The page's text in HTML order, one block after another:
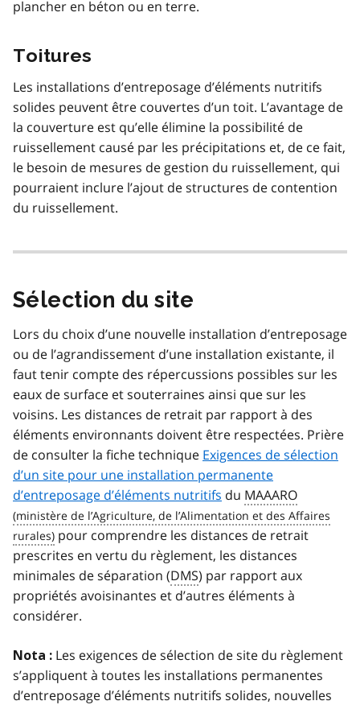
plancher en béton ou en terre.
Toitures
Les installations d’entreposage d’éléments nutritifs
solides peuvent être couvertes d’un toit. L’avantage de
la couverture est qu’elle élimine la possibilité de
ruissellement causé par les précipitations et, de ce fait,
le besoin de mesures de gestion du ruissellement, qui
pourraient inclure l’ajout de structures de contention
du ruissellement.
Sélection du site
Lors du choix d’une nouvelle installation d’entreposage
ou de l’agrandissement d’une installation existante, il
faut tenir compte des répercussions possibles sur les
eaux de surface et souterraines ainsi que sur les
voisins. Les distances de retrait par rapport à des
éléments environnants doivent être respectées. Prière
de consulter la fiche technique Exigences de sélection
d’un site pour une installation permanente
d’entreposage d’éléments nutritifs du MAAARO
pour comprendre les distances de retrait
prescrites en vertu du règlement, les distances
minimales de séparation (DMS) par rapport aux
propriétés avoisinantes et d’autres éléments à
considérer.
Nota : Les exigences de sélection de site du règlement
s’appliquent à toutes les installations permanentes
d’entreposage d’éléments nutritifs solides, nouvelles